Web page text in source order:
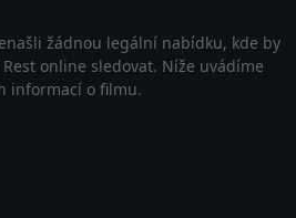
žádnou legální nabídku, kde by
online sledovat. Níže uvádíme
informací o filmu.